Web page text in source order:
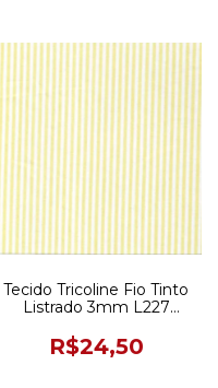
Tecido Tricoline Fio Tinto
Listrado 3mm L227
R$24,50